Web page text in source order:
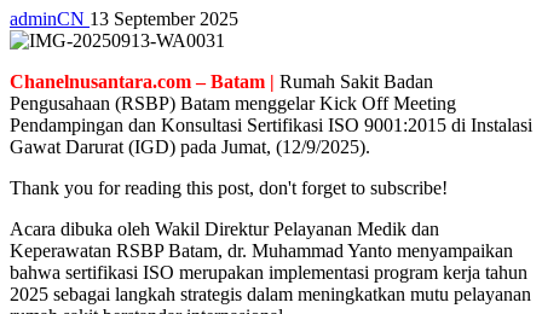
adminCN 13 September 2025
Chanelnusantara.com – Batam | Rumah Sakit Badan
Pengusahaan (RSBP) Batam menggelar Kick Off Meeting
Pendampingan dan Konsultasi Sertifikasi ISO 9001:2015 di Instalasi
Gawat Darurat (IGD) pada Jumat, (12/9/2025).
Thank you for reading this post, don't forget to subscribe!
Acara dibuka oleh Wakil Direktur Pelayanan Medik dan
Keperawatan RSBP Batam, dr. Muhammad Yanto menyampaikan
bahwa sertifikasi ISO merupakan implementasi program kerja tahun
2025 sebagai langkah strategis dalam meningkatkan mutu pelayanan